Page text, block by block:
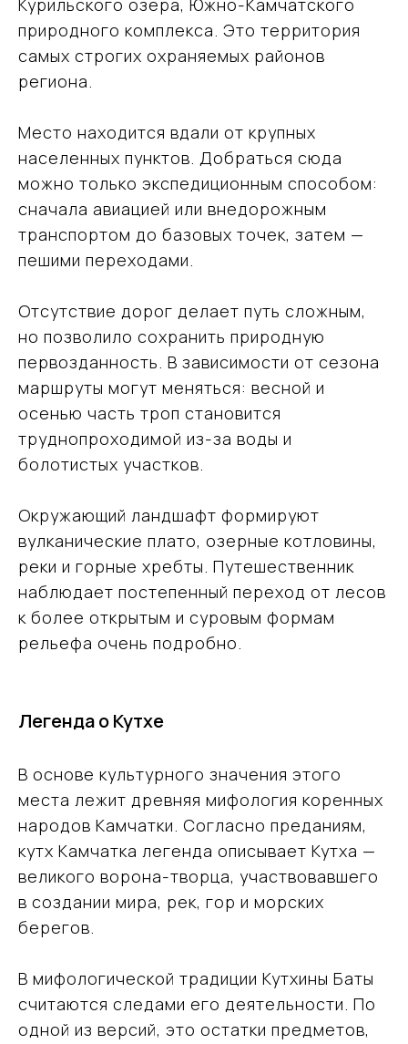
природного комплекса. Это территория
самых строгих охраняемых районов
региона.
Место находится вдали от крупных
населенных пунктов. Добраться сюда
можно только экспедиционным способом:
сначала авиацией или внедорожным
транспортом до базовых точек, затем —
пешими переходами.
Отсутствие дорог делает путь сложным,
но позволило сохранить природную
первозданность. В зависимости от сезона
маршруты могут меняться: весной и
осенью часть троп становится
труднопроходимой из-за воды и
болотистых участков.
Окружающий ландшафт формируют
вулканические плато, озерные котловины,
реки и горные хребты. Путешественник
наблюдает постепенный переход от лесов
к более открытым и суровым формам
рельефа очень подробно.
Легенда о Кутхе
В основе культурного значения этого
места лежит древняя мифология коренных
народов Камчатки. Согласно преданиям,
кутх Камчатка легенда описывает Кутха —
великого ворона-творца, участвовавшего
в создании мира, рек, гор и морских
берегов.
В мифологической традиции Кутхины Баты
считаются следами его деятельности. По
одной из версий, это остатки предметов,